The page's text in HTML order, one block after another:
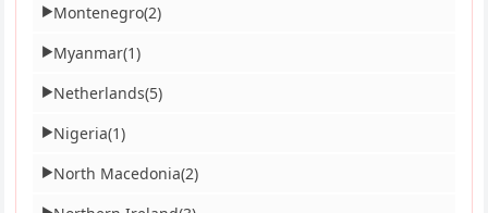
▶Montenegro(2)
▶Myanmar(1)
▶Netherlands(5)
▶Nigeria(1)
▶North Macedonia(2)